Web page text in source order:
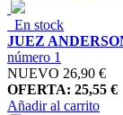
En stock
JUEZ
número 1
NUEVO 26,90 €
OFERTA: 25,55 €
Añadir al carrito